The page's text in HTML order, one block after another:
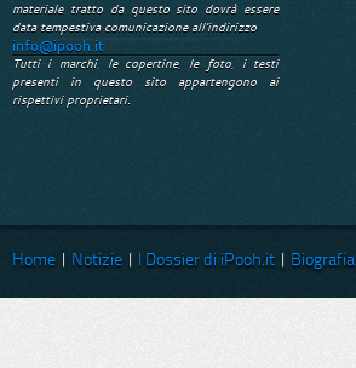
materiale tratto da questo sito dovrà essere
data tempestiva comunicazione all'indirizzo
info@ipooh.it
Tutti i marchi, le copertine, le foto, i testi
presenti in questo sito appartengono ai
rispettivi proprietari.
Home Notizie I Dossier di iPooh.it Biografia